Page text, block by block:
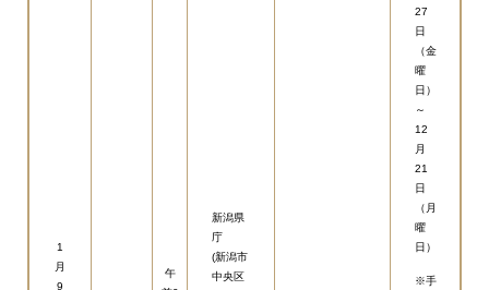
1
月
9
午
新潟県
庁
(新潟市
中央区
27
日
（金
曜
日）
～
12
月
21
日
（月
曜
日）
※手